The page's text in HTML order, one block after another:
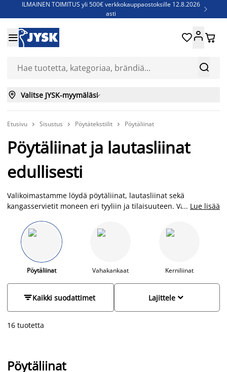
ILMAINEN TOIMITUS yli 500€ verkkokauppaostoksille 12.8.2026
asti

Jenkkisänkyjä - Säästä jopa 60%


 
 Valitse JYSK-myymäläsi
Etusivu  Sisustus  Pöytätekstiilit  Pöytäliinat
Pöytäliinat ja lautasliinat
edullisesti
Valikoimastamme löydä pöytäliinat, lautasliinat sekä
kangasservietit moneen eri tyyliin ja tilaisuuteen. Valkoiset,
aina edulliseen hintaan. Tutustu valikoimaamme ja löydä
sinun tarpeisiisi sopiva pöytäliina jo tänään.
... Lue lisää
Pöytäliinat Vahakankaat Kerniliinat
Kaikki suodattimet 
Lajittele
16 tuotetta
Pöytäliinat